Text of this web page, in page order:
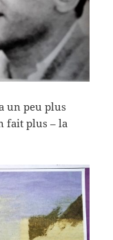
un peu plus
fait plus – la